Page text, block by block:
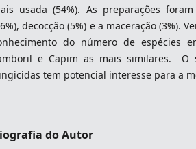
usada (54%). As preparações foram
decocção (5%) e a maceração (3%).
do número de espécies
e Capim as mais similares. O
tem potencial interesse para a
do Autor